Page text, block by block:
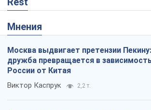
Мнения
Москва выдвигает претензии Пекину:
дружба превращается в
России от Китая
Виктор Каспрук 2,2 т.